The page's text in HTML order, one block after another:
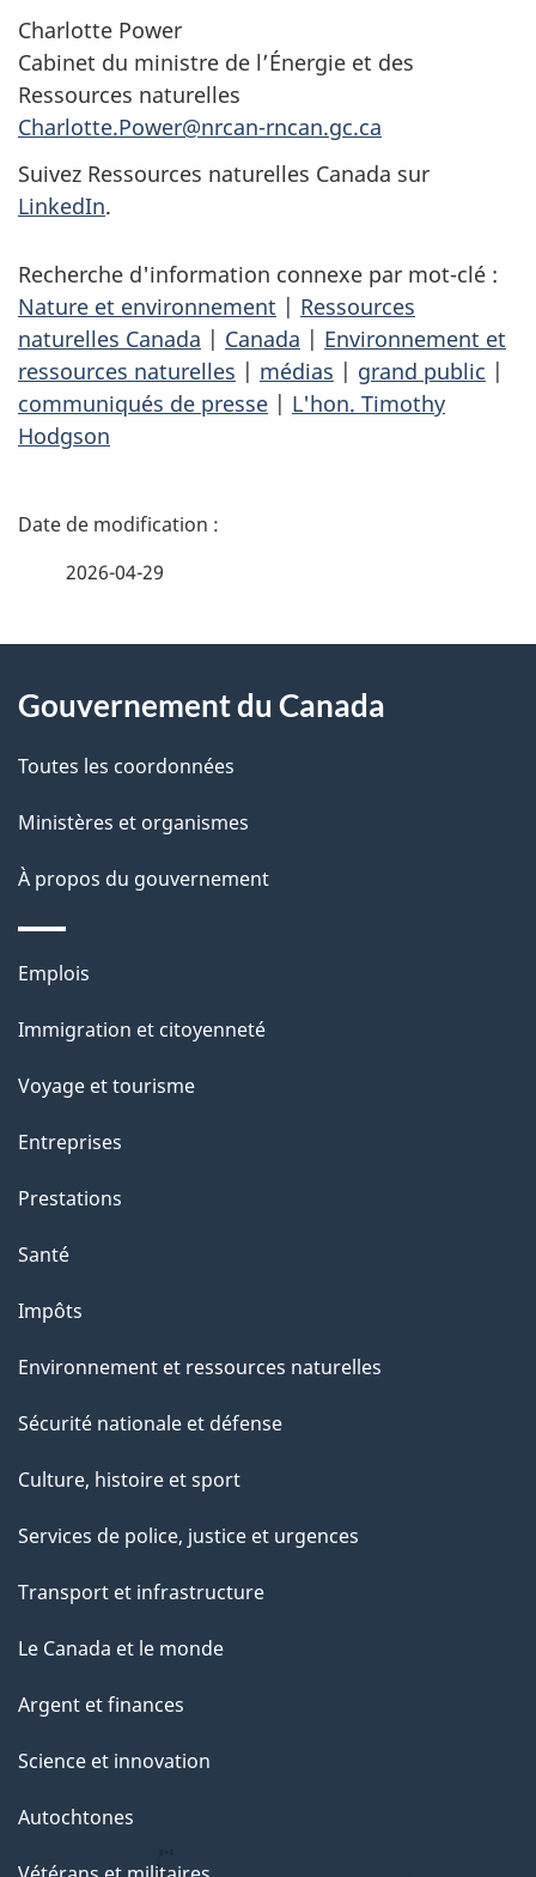
Charlotte Power
Cabinet du ministre de l’Énergie et des
Ressources naturelles
Charlotte.Power@nrcan-rncan.gc.ca
Suivez Ressources naturelles Canada sur
LinkedIn.
Recherche d'information connexe par mot-clé :
Nature et environnement | Ressources
naturelles Canada | Canada | Environnement et
ressources naturelles | médias | grand public |
communiqués de presse | L'hon. Timothy
Hodgson
D
i
l
s
d
e
l
a
p
a
g
e
2026-04-29
propos
de
ce
site
Gouvernement du Canada
Toutes les coordonnées
Ministères et organismes
À propos du gouvernement
Thèmes
sujets
Emplois
Immigration et citoyenneté
Voyage et tourisme
Entreprises
Prestations
Santé
Impôts
Environnement et ressources naturelles
Sécurité nationale et défense
Culture, histoire et sport
Services de police, justice et urgences
Transport et infrastructure
Le Canada et le monde
Argent et finances
Science et innovation
Autochtones